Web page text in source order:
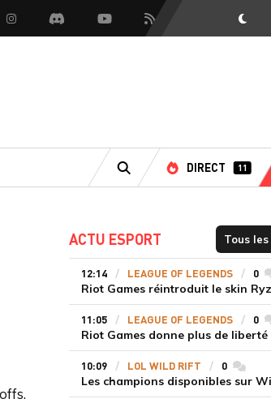
InstagramDiscord YoutubeFlux RSS
RECHERCHE
DIRECT 11
ACTU ESPORT
12:14 LEAGUE OF LEGENDS 0
11:05 LEAGUE OF LEGENDS 0
10:09 LOL WILD RIFT 0